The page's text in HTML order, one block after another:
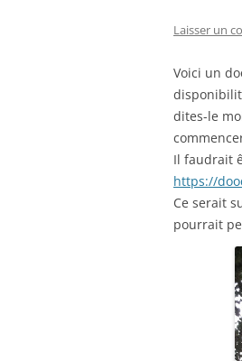
Laisser un
Voici un
dites-le
Il faudrait
https://
Ce serait
pourrait